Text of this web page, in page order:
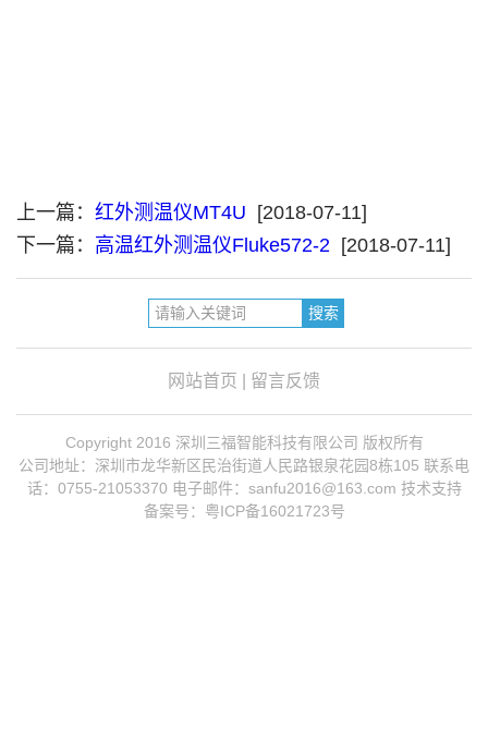
上一篇： 红外测温仪MT4U
[2018-07-11]
下一篇： 高温红外测温仪Fluke572-2 [2018-07-11]
网站首页 留言反馈
Copyright 2016 深圳三福智能科技有限公司 版权所有
公司地址：深圳市龙华新区民治街道人民路银泉花园8栋105 联系电
话：0755-21053370 电子邮件：sanfu2016@163.com 技术支持
备案号：粤ICP备16021723号